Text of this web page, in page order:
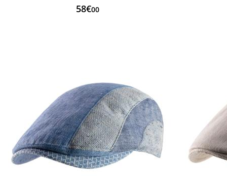
58€00